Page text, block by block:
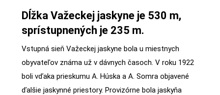
Dĺžka Važeckej jaskyne je 530 m,
sprístupnených je 235 m.
Vstupná sieň Važeckej jaskyne bola u miestnych
obyvateľov známa už v dávnych časoch. V roku 1922
boli vďaka prieskumu A. Húska a A. Somra objavené
ďalšie jaskynné priestory. Provizórne bola jaskyňa